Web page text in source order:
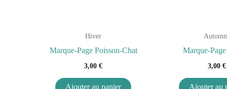
Hiver
Marque-Page Poisson-Chat
3,00 €
Ajouter au panier
Marque-
3,00 €
Ajouter au